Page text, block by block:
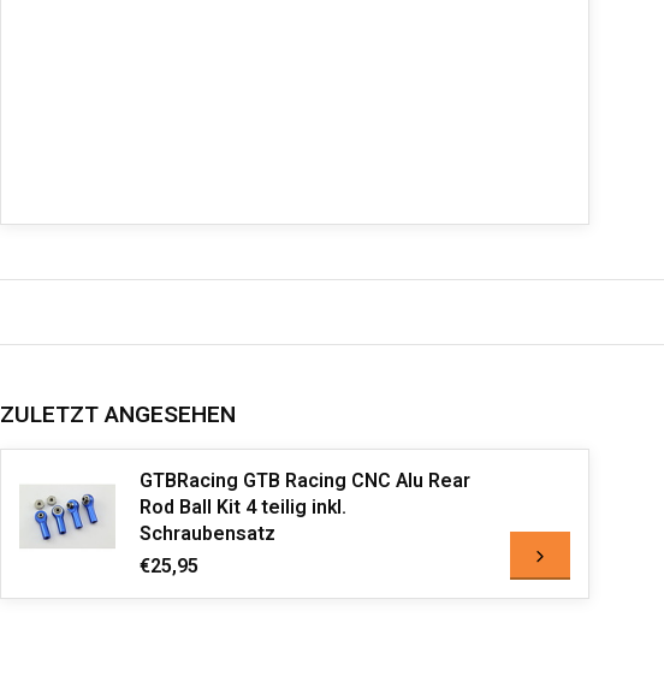
ZULETZT ANGESEHEN
GTBRacing GTB Racing CNC Alu Rear
Rod Ball Kit 4 teilig inkl.
Schraubensatz
€25,95